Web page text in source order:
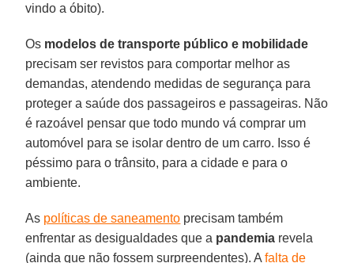
vindo a óbito).
Os modelos de transporte público e mobilidade
precisam ser revistos para comportar melhor as
demandas, atendendo medidas de segurança para
proteger a saúde dos passageiros e passageiras. Não
é razoável pensar que todo mundo vá comprar um
automóvel para se isolar dentro de um carro. Isso é
péssimo para o trânsito, para a cidade e para o
ambiente.
As políticas de saneamento precisam também
enfrentar as desigualdades que a pandemia revela
(ainda que não fossem surpreendentes). Afalta de